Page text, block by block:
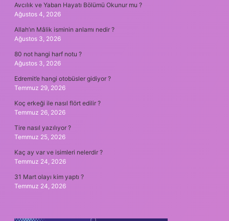
Avcılık ve Yaban Hayatı Bölümü Okunur mu ?
Ağustos 4, 2026
Allah’ın Mâlik isminin anlamı nedir ?
Ağustos 3, 2026
80 not hangi harf notu ?
Ağustos 3, 2026
Edremit’e hangi otobüsler gidiyor ?
Temmuz 29, 2026
Koç erkeği ile nasıl flört edilir ?
Temmuz 26, 2026
Tire nasıl yazılıyor ?
Temmuz 25, 2026
Kaç ay var ve isimleri nelerdir ?
Temmuz 24, 2026
31 Mart olayı kim yaptı ?
Temmuz 24, 2026